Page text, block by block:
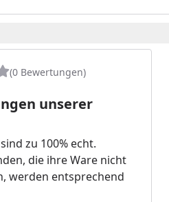
(0 Bewertungen)
unserer
zu 100% echt.
die ihre Ware nicht
werden entsprechend